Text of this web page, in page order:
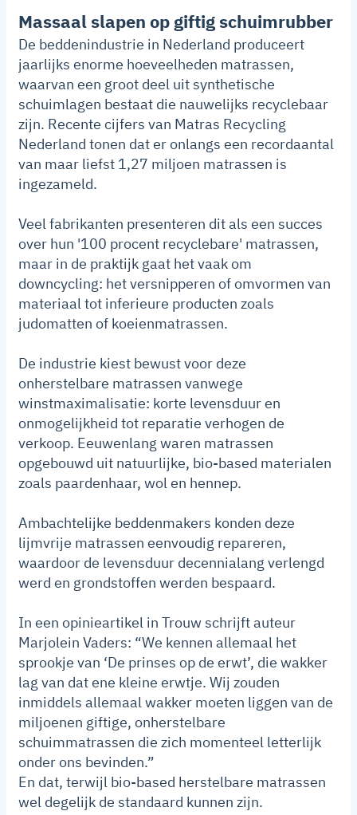
Massaal slapen op giftig schuimrubber
De beddenindustrie in Nederland produceert
jaarlijks enorme hoeveelheden matrassen,
waarvan een groot deel uit synthetische
schuimlagen bestaat die nauwelijks recyclebaar
zijn. Recente cijfers van Matras Recycling
Nederland tonen dat er onlangs een recordaantal
van maar liefst 1,27 miljoen matrassen is
ingezameld.
Veel fabrikanten presenteren dit als een succes
over hun '100 procent recyclebare' matrassen,
maar in de praktijk gaat het vaak om
downcycling: het versnipperen of omvormen van
materiaal tot inferieure producten zoals
judomatten of koeienmatrassen.
De industrie kiest bewust voor deze
onherstelbare matrassen vanwege
winstmaximalisatie: korte levensduur en
onmogelijkheid tot reparatie verhogen de
verkoop. Eeuwenlang waren matrassen
opgebouwd uit natuurlijke, bio-based materialen
zoals paardenhaar, wol en hennep.
Ambachtelijke beddenmakers konden deze
lijmvrije matrassen eenvoudig repareren,
waardoor de levensduur decennialang verlengd
werd en grondstoffen werden bespaard.
In een opinieartikel in Trouw schrijft auteur
Marjolein Vaders: “We kennen allemaal het
sprookje van ‘De prinses op de erwt’, die wakker
lag van dat ene kleine erwtje. Wij zouden
inmiddels allemaal wakker moeten liggen van de
miljoenen giftige, onherstelbare
schuimmatrassen die zich momenteel letterlijk
onder ons bevinden.”
En dat, terwijl bio-based herstelbare matrassen
wel degelijk de standaard kunnen zijn.